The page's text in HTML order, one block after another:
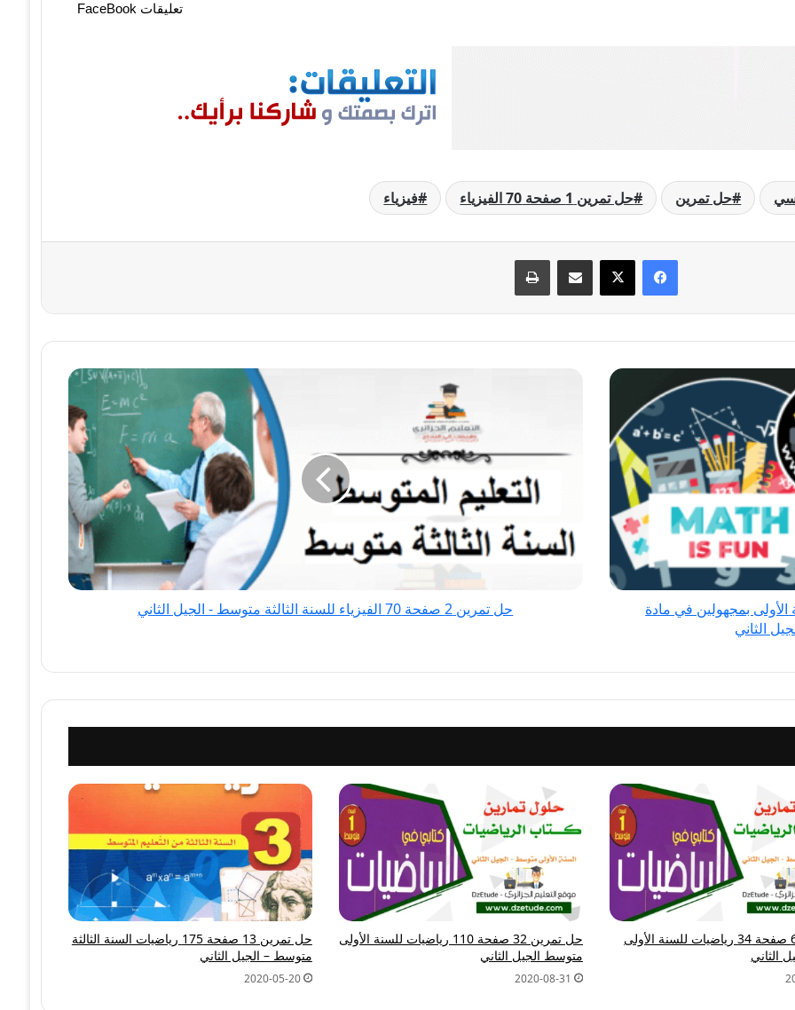
تعليقات FaceBook
حل تمرين حل تمرين 1 صفحة 70 الفيزياء فيزياء
فيسبوك
‫X مشاركة عبر البريد طباعة
بمجهولين في مادة
الثاني
الثالثة
متوسط
حل تمرين 2 صفحة 70 الفيزياء للسنة الثالثة متوسط - الجيل الثاني
حل تمرين 6 صفحة 34 رياضيات للسنة الأولى
الثاني
حل تمرين 32 صفحة 110 رياضيات للسنة الأولى
متوسط الجيل الثاني
2020-08-31
حل تمرين 13 صفحة 175 رياضيات السنة الثالثة
متوسط – الجيل الثاني
2020-05-20